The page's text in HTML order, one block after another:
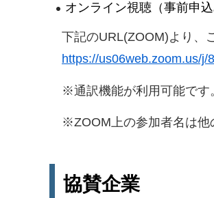
オンライン視聴（事前申込
下記のURL(ZOOM)より、
https://us06web.zoom.us/j/
※通訳機能が利用可能です
※ZOOM上の参加者名は他
協賛企業